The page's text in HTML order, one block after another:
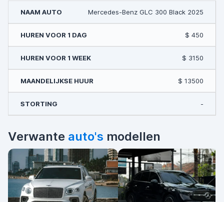
Mercedes-Benz GLC 300 Black 2025
$ 450
$ 3150
$ 13500
-
Verwante auto's modellen